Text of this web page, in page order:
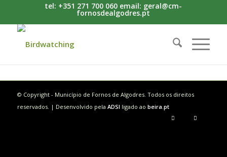
tel: +351 271 700 060 email: geral@cm-
fornosdealgodres.pt
© Copyright - Município de Fornos de Algodres. Todos os direitos
reservados. | Desenvolvido pela ADSI ligado ao beira.pt